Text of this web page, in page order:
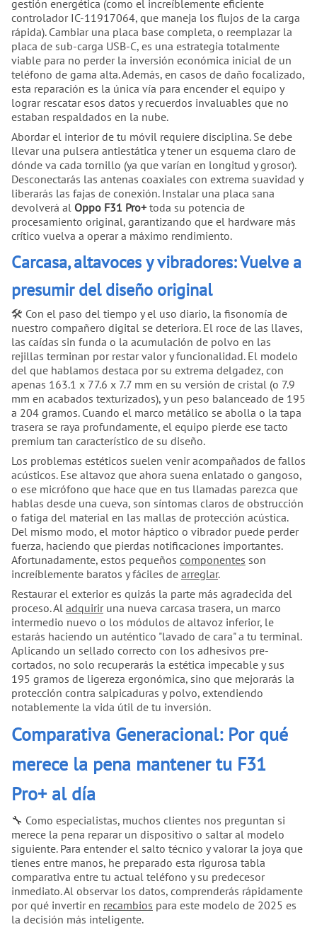
gestión energética (como el increíblemente eficiente
controlador IC-11917064, que maneja los flujos de la carga
rápida). Cambiar una placa base completa, o reemplazar la
placa de sub-carga USB-C, es una estrategia totalmente
viable para no perder la inversión económica inicial de un
teléfono de gama alta. Además, en casos de daño focalizado,
esta reparación es la única vía para encender el equipo y
lograr rescatar esos datos y recuerdos invaluables que no
estaban respaldados en la nube.
Abordar el interior de tu móvil requiere disciplina. Se debe
llevar una pulsera antiestática y tener un esquema claro de
dónde va cada tornillo (ya que varían en longitud y grosor).
Desconectarás las antenas coaxiales con extrema suavidad y
liberarás las fajas de conexión. Instalar una placa sana
devolverá al Oppo F31 Pro+ toda su potencia de
procesamiento original, garantizando que el hardware más
crítico vuelva a operar a máximo rendimiento.
Carcasa, altavoces y vibradores: Vuelve a
presumir del diseño original
🛠️ Con el paso del tiempo y el uso diario, la fisonomía de
nuestro compañero digital se deteriora. El roce de las llaves,
las caídas sin funda o la acumulación de polvo en las
rejillas terminan por restar valor y funcionalidad. El modelo
del que hablamos destaca por su extrema delgadez, con
apenas 163.1 x 77.6 x 7.7 mm en su versión de cristal (o 7.9
mm en acabados texturizados), y un peso balanceado de 195
a 204 gramos. Cuando el marco metálico se abolla o la tapa
trasera se raya profundamente, el equipo pierde ese tacto
premium tan característico de su diseño.
Los problemas estéticos suelen venir acompañados de fallos
acústicos. Ese altavoz que ahora suena enlatado o gangoso,
o ese micrófono que hace que en tus llamadas parezca que
hablas desde una cueva, son síntomas claros de obstrucción
o fatiga del material en las mallas de protección acústica.
Del mismo modo, el motor háptico o vibrador puede perder
fuerza, haciendo que pierdas notificaciones importantes.
Afortunadamente, estos pequeños componentes son
increíblemente baratos y fáciles de arreglar.
Restaurar el exterior es quizás la parte más agradecida del
proceso. Al adquiriruna nueva carcasa trasera, un marco
intermedio nuevo o los módulos de altavoz inferior, le
estarás haciendo un auténtico "lavado de cara" a tu terminal.
Aplicando un sellado correcto con los adhesivos pre-
cortados, no solo recuperarás la estética impecable y sus
195 gramos de ligereza ergonómica, sino que mejorarás la
protección contra salpicaduras y polvo, extendiendo
notablemente la vida útil de tu inversión.
Comparativa Generacional: Por qué
merece la pena mantener tu F31
Pro+ al día
🔧 Como especialistas, muchos clientes nos preguntan si
merece la pena reparar un dispositivo o saltar al modelo
siguiente. Para entender el salto técnico y valorar la joya que
tienes entre manos, he preparado esta rigurosa tabla
comparativa entre tu actual teléfono y su predecesor
inmediato. Al observar los datos, comprenderás rápidamente
por qué invertir en recambios para este modelo de 2025 es
la decisión más inteligente.